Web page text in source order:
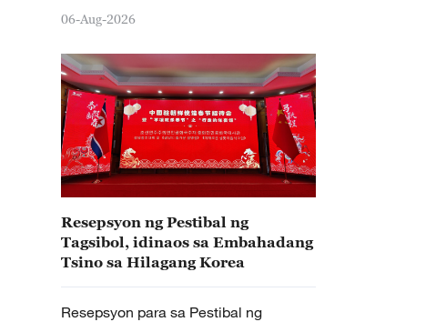
Tsina
06-Aug-2026
Resepsyon ng Pestibal ng
Tagsibol, idinaos sa Embahadang
Tsino sa Hilagang Korea
Resepsyon para sa Pestibal ng